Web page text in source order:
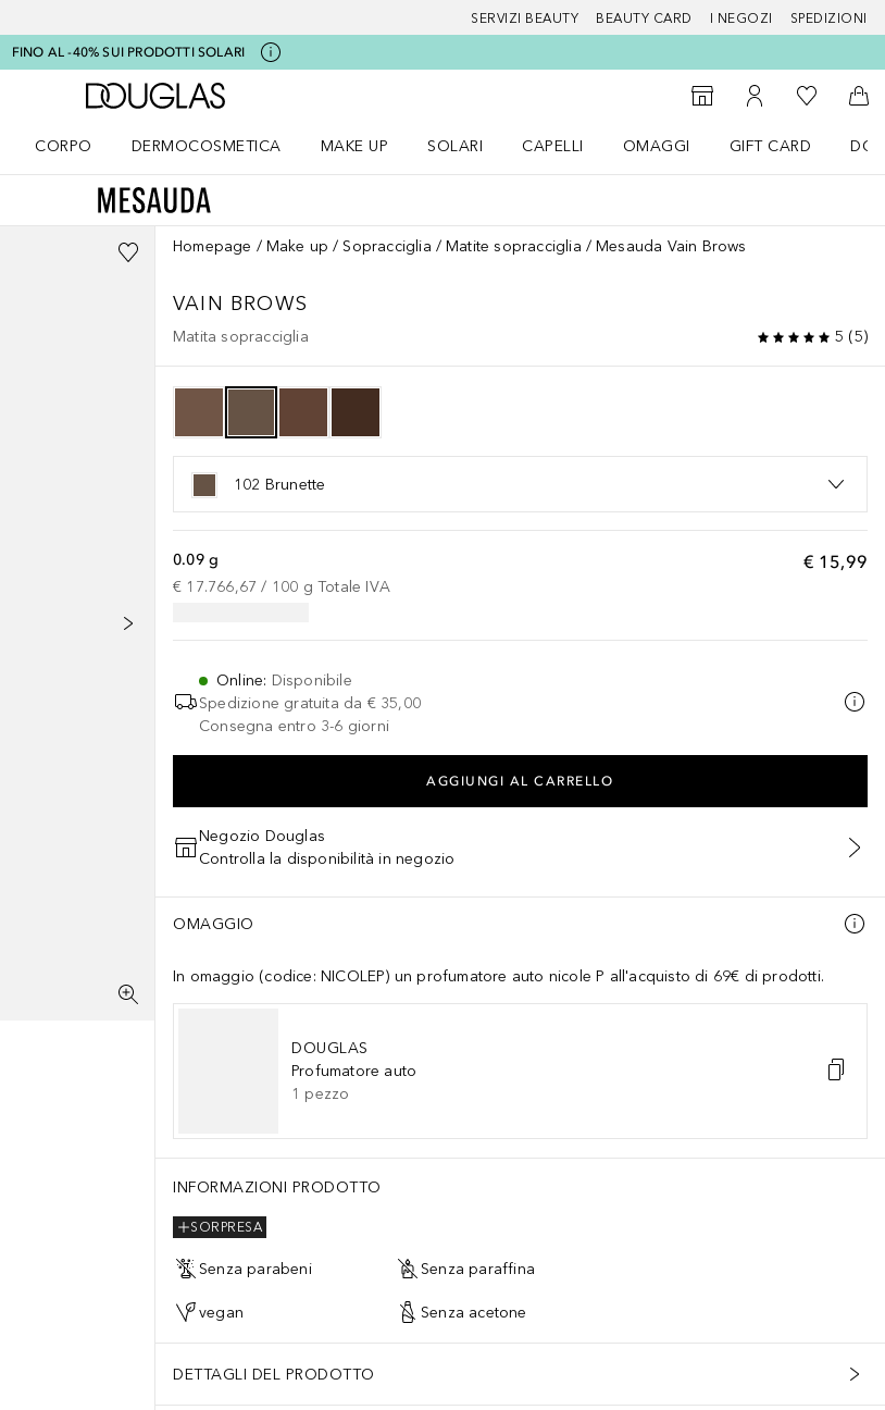
SERVIZI BEAUTY BEAUTY CARD I NEGOZI SPEDIZIONI
FINO AL -40% SUI PRODOTTI SOLARI
A Douglas Home
StorefinderAl Mio Account
Alla Mia
Al
CORPO
DERMOCOSMETICA
MAKE UP
SOLARI
CAPELLI
OMAGGI
GIFT CARD
Homepage Make up Sopracciglia Matite sopracciglia Mesauda Vain Brows
VAIN BROWS
Matita sopracciglia 5 (5)
102 Brunette
€ 15,99
0.09 g
€ 17.766,67 / 100 g Totale IVA
Online: Disponibile
Spedizione gratuita da € 35,00
Consegna entro 3-6 giorni
AGGIUNGI AL CARRELLO
Negozio Douglas
Controlla la disponibilità in negozio
OMAGGIO
In omaggio (codice: NICOLEP) un profumatore auto nicole P all'acquisto di 69€ di prodotti.
DOUGLAS
Profumatore auto
1 pezzo
INFORMAZIONI PRODOTTO
SORPRESA
Senza parabeni Senza paraffina
vegan Senza acetone
DETTAGLI DEL PRODOTTO